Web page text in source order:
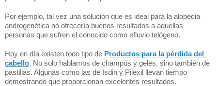
Por ejemplo, tal vez una solución que es ideal para la alopecia
androgenética no ofrecería buenos resultados a aquellas
personas que sufren el conocido como efluvio telógeno.
Hoy en día existen todo tipo de Productos para la pérdida del
cabello. No solo hablamos de champús y geles, sino también de
pastillas. Algunas como las de Isdin y Pilexil llevan tiempo
demostrando que proporcionan excelentes resultados.